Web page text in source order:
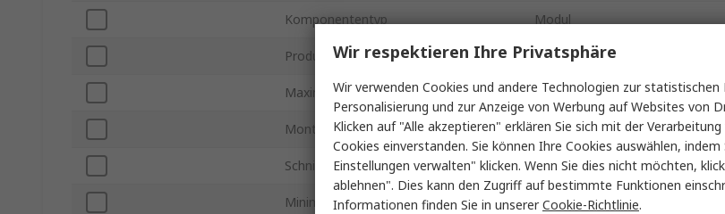
Komponententyp Modul
Produkt Typ HF-Modul
Maximale RF-Datenrate 106kbit/s
Montageart Panel
Schnittstellentyp WLAN, UART, Bluetooth, TCP
Minimale Versorgungsspannung 3.6V
Wir respektieren Ihre Privatsphäre
Wir verwenden Cookies und andere Technologien zur
Personalisierung und zur Anzeige von Werbung auf Websites von
Klicken auf "Alle akzeptieren" erklären Sie sich mit der
Cookies einverstanden. Sie können Ihre Cookies auswählen, indem
Einstellungen verwalten" klicken. Wenn Sie dies nicht möchten,
ablehnen". Dies kann den Zugriff auf bestimmte Funktionen
Informationen finden Sie in unsererCookie-Richtlinie.